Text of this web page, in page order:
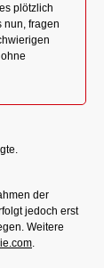
plötzlich
nun, fragen
der
jedoch erst
Weitere
.